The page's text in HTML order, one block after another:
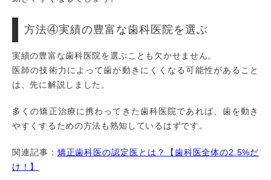
方法④実績の豊富な歯科医院を選ぶ
実績の豊富な歯科医院を選ぶことも欠かせません。
医師の技術力によって歯が動きにくくなる可能性があること
は、先に解説しました。
多くの矯正治療に携わってきた歯科医院であれば、歯を動き
やすくするための方法も熟知しているはずです。
関連記事： 矯正歯科医の認定医とは？【歯科医全体の2.5%だ
け！】